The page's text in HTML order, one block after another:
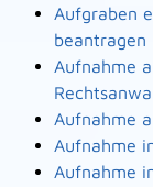
Aufgraben
beantragen
Aufnahme
Aufnahme
Aufnahme
Aufnahme